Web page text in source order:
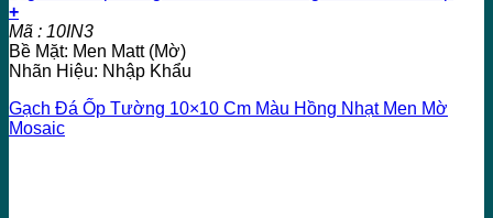
+
Mã : 10IN3
Bề Mặt: Men Matt (Mờ)
Nhãn Hiệu: Nhập Khẩu
Gạch Đá Ốp Tường 10×10 Cm Màu Hồng Nhạt Men Mờ
Mosaic